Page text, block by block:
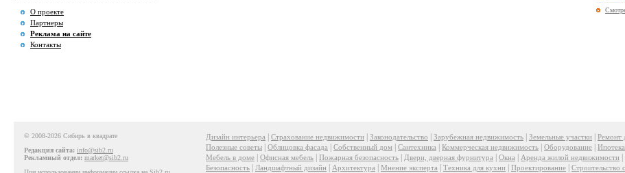
О проекте
Партнеры
Реклама на сайте
Контакты
© 2008-2026 Сибирь в квадрате
Редакция сайта: info@sib2.ru
Рекламный отдел: market@sib2.ru
Дизайн интерьера Страхование недвижимости Законодательство Зарубежная недвижимость Земельные участки Ремонт
Полезные советы
Облицовка фасада Собственный дом Сантехника Коммерческая недвижимость Оборудование Ипотека
Мебель в доме
Офисная мебель Пожарная безопасность Двери, дверная фурнитура Окна Аренда жилой недвижимости
Безопасность
Ландшафтный дизайн Архитектура Мнение эксперта Техника для кухни Проектирование Строительство